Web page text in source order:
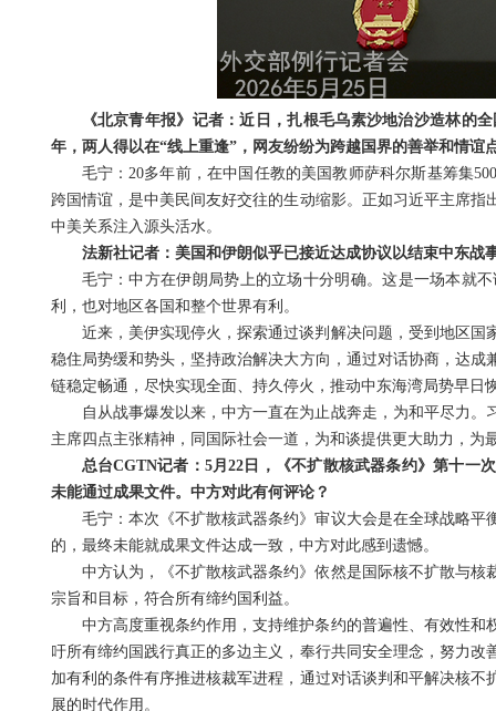
《北京青年报》记者：近日，扎根毛乌素沙地治沙造林的
年，两人得以在“线上重逢”，网友纷纷为跨越国界的善举和情谊
毛宁：20多年前，在中国任教的美国教师萨科尔斯基筹集
跨国情谊，是中美民间友好交往的生动缩影。正如习近平主席
中美关系注入源头活水。
法新社记者：美国和伊朗似乎已接近达成协议以结束中东
毛宁：中方在伊朗局势上的立场十分明确。这是一场本就
利，也对地区各国和整个世界有利。
近来，美伊实现停火，探索通过谈判解决问题，受到地区
稳住局势缓和势头，坚持政治解决大方向，通过对话协商，达
链稳定畅通，尽快实现全面、持久停火，推动中东海湾局势早日
自从战事爆发以来，中方一直在为止战奔走，为和平尽力
主席四点主张精神，同国际社会一道，为和谈提供更大助力，为
总台CGTN记者：5月22日，《不扩散核武器条约》第十一
未能通过成果文件。中方对此有何评论？
毛宁：本次《不扩散核武器条约》审议大会是在全球战略
的，最终未能就成果文件达成一致，中方对此感到遗憾。
中方认为，《不扩散核武器条约》依然是国际核不扩散与
宗旨和目标，符合所有缔约国利益。
中方高度重视条约作用，支持维护条约的普遍性、有效性
吁所有缔约国践行真正的多边主义，奉行共同安全理念，努力
加有利的条件有序推进核裁军进程，通过对话谈判和平解决核
展的时代作用。